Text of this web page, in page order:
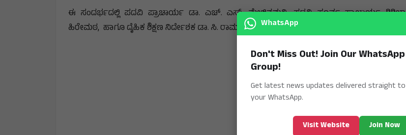
ಈ ಸಂದರ್ಭದಲ್ಲಿ ಪದವಿ ಪ್ರಾಚಾರ್ಯ ಡಾ. ಎಚ್. ಎಸ್. ಮೇಲಿನಮನಿ, ಪದವಿ ಪೂರ್ವ ಪ್ರಾಚಾರ್ಯ ಗಿರಿಜಾ
ಹಿರೇಮಠ, ಹಾಗೂ ದೈಹಿಕ ಶಿಕ್ಷಣ ನಿರ್ದೇಶಕ ಡಾ. ಸಿ. ರಾಮಾರಾವ್ ಶುಭ ಹಾರೈಸಿದರು.
WhatsApp
Don't Miss Out! Join Our WhatsApp
Group!
Get latest news updates delivered straight to
your WhatsApp.
Visit Website Join Now